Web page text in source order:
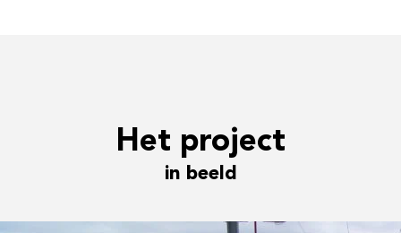
Het project
in beeld